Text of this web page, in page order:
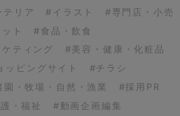
リア
#イラスト
#専門店・小売
ト
#食品・飲食
ティング
#美容・健康・化粧品
ッピングサイト
#チラシ
園・牧場・自然・漁業
#採用PR
・福祉
#動画企画編集